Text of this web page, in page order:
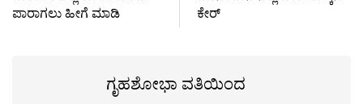
ಪಾರಾಗಲು ಹೀಗೆ ಮಾಡಿ
ಕೇರ್‌
ಗೃಹಶೋಭಾ ವತಿಯಿಂದ